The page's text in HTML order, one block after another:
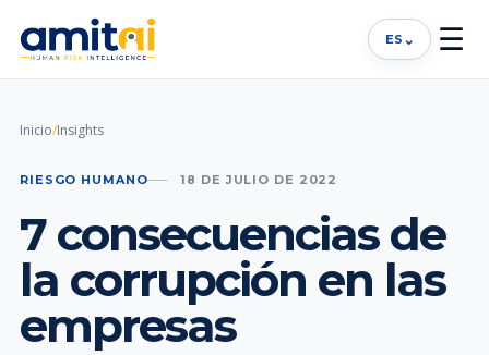
ES ⌄ ☰
Inicio/Insights
RIESGO HUMANO 18 DE JULIO DE 2022
7 consecuencias de
la corrupción en las
empresas